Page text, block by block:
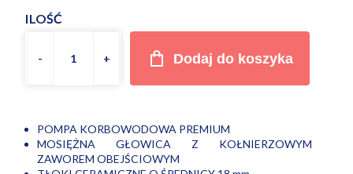
ILOŚĆ
Dodaj do koszyka
POMPA KORBOWODOWA PREMIUM
MOSIĘŻNA GŁOWICA Z KOŁNIERZOWYM
ZAWOREM OBEJŚCIOWYM